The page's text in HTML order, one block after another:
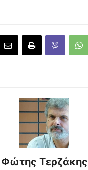
Φώτης Τερζάκης